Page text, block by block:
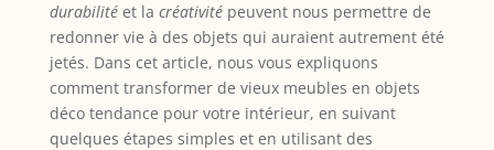
durabilitéet la créativitépeuvent nous permettre de
redonner vie à des objets qui auraient autrement été
jetés. Dans cet article, nous vous expliquons
comment transformer de vieux meubles en objets
déco tendance pour votre intérieur, en suivant
quelques étapes simples et en utilisant des